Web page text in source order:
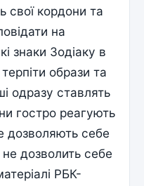
свої кордони та
на
знаки Зодіаку в
образи та
одразу ставлять
гостро реагують
дозволяють себе
дозволить себе
РБК-